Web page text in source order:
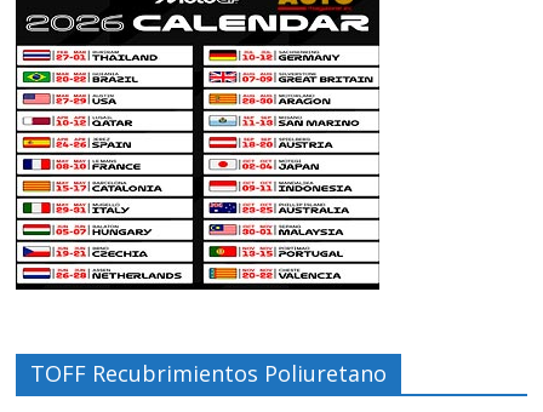
TOFF Recubrimientos Poliuretano